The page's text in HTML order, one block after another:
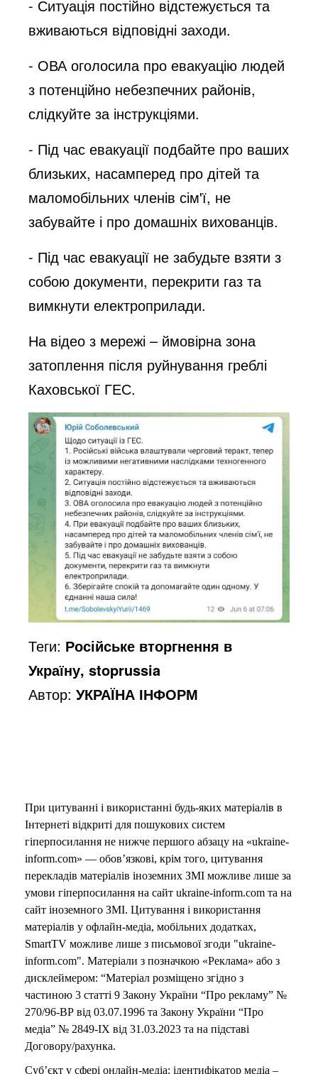
d
e
o
- Ситуація постійно відстежується та
вживаються відповідні заходи.
- ОВА оголосила про евакуацію людей
з потенційно небезпечних районів,
слідкуйте за інструкціями.
- Під час евакуації подбайте про ваших
близьких, насамперед про дітей та
маломобільних членів сім'ї, не
забувайте і про домашніх вихованців.
- Під час евакуації не забудьте взяти з
собою документи, перекрити газ та
вимкнути електроприлади.
На відео з мережі – ймовірна зона
затоплення після руйнування греблі
Каховської ГЕС.
Теги: Російське вторгнення в
Україну, stoprussia
Автор:УКРАЇНА ІНФОРМ
При цитуванні і використанні будь-яких матеріалів в
Інтернеті відкриті для пошукових систем
гіперпосилання не нижче першого абзацу на «ukraine-
inform.com» — обов’язкові, крім того, цитування
перекладів матеріалів іноземних ЗМІ можливе лише за
умови гіперпосилання на сайт ukraine-inform.com та на
сайт іноземного ЗМІ. Цитування і використання
матеріалів у офлайн-медіа, мобільних додатках,
SmartTV можливе лише з письмової згоди "ukraine-
inform.com". Матеріали з позначкою «Реклама» або з
дисклеймером: “Матеріал розміщено згідно з
частиною 3 статті 9 Закону України “Про рекламу” №
270/96-ВР від 03.07.1996 та Закону України “Про
медіа” № 2849-IX від 31.03.2023 та на підставі
Договору/рахунка.
Суб’єкт у сфері онлайн-медіа; ідентифікатор медіа –